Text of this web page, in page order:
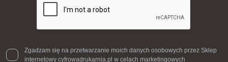
Zgadzam się na przetwarzanie moich danych osobowych przez Sklep
internetowy cyfrowadrukarnia.pl w celach marketingowych